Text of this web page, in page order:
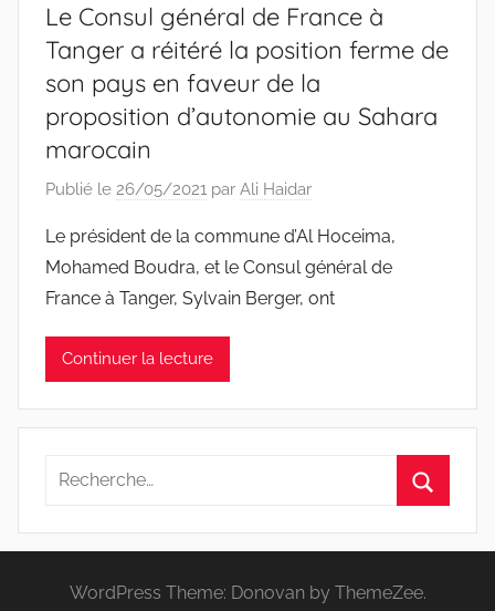
Le Consul général de France à
Tanger a réitéré la position ferme de
son pays en faveur de la
proposition d’autonomie au Sahara
marocain
Publié le 26/05/2021 par Ali Haidar
Le président de la commune d’Al Hoceima,
Mohamed Boudra, et le Consul général de
France à Tanger, Sylvain Berger, ont
Continuer la lecture
Recherche
:
WordPress Theme: Donovan by ThemeZee.